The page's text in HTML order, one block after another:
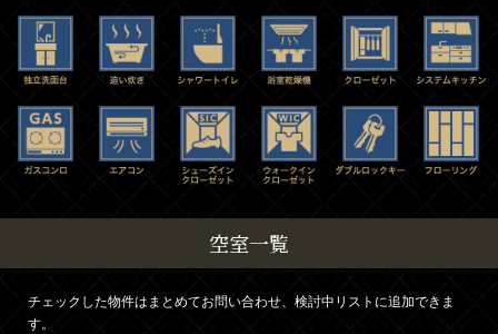
空室一覧
チェックした物件はまとめてお問い合わせ、検討中リストに追加できま
す。